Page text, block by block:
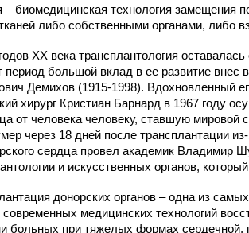
№ 3
лекарственной терапии
Радионуклидной диагностики
Рентгенодиагностическое (с
кабинетами КТ, МРТ)
Рентгенохирургических
методов диагностики и
лечения № 1
методов диагностики и
лечения № 2
– биомедицинская технология замещения
либо собственными органами, либо
ХХ века трансплантология
период большой вклад в ее развитие
Демихов (1915-1998). Вдохновленный
хирург Кристиан Барнард в 1967 году
от человека человеку, ставшую мировой
через 18 дней после трансплантации
сердца провел академик Владимир
и искусственных органов,
донорских органов – одна из
медицинских технологий
больных при тяжелых формах сердечной,